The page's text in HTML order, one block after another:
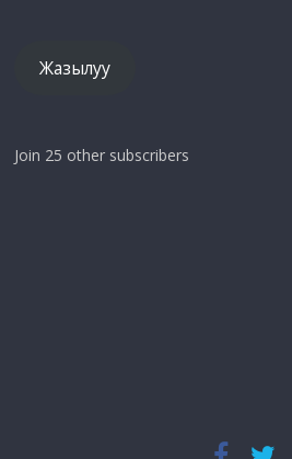
Жазылуу
Join 25 other subscribers